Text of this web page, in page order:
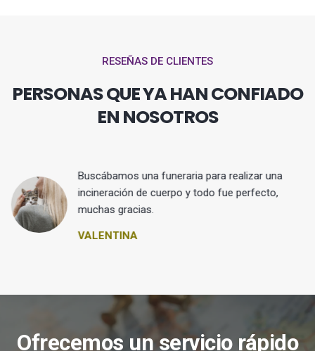
RESEÑAS DE CLIENTES
PERSONAS QUE YA HAN CONFIADO
EN NOSOTROS
Buscábamos una funeraria para realizar una
incineración de cuerpo y todo fue perfecto,
muchas gracias.
VALENTINA
Ofrecemos un servicio rápido